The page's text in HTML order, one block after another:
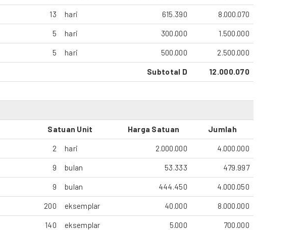
13 hari 615.390 8.000.070
5 hari 300.000 1.500.000
5 hari 500.000 2.500.000
Subtotal D 12.000.070
Satuan Unit Harga Satuan Jumlah
2 hari 2.000.000 4.000.000
9 bulan 53.333 479.997
9 bulan 444.450 4.000.050
200 eksemplar 40.000 8.000.000
140 eksemplar 5.000 700.000